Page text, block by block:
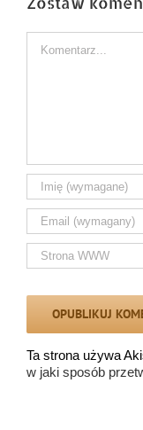
Ta strona używa
w jaki sposób